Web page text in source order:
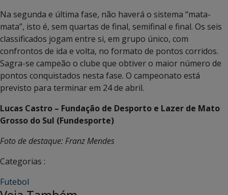
Na segunda e última fase, não haverá o sistema “mata-
mata”, isto é, sem quartas de final, semifinal e final. Os seis
classificados jogam entre si, em grupo único, com
confrontos de ida e volta, no formato de pontos corridos.
Sagra-se campeão o clube que obtiver o maior número de
pontos conquistados nesta fase. O campeonato está
previsto para terminar em 24 de abril.
Lucas Castro – Fundação de Desporto e Lazer de Mato
Grosso do Sul (Fundesporte)
Foto de destaque: Franz Mendes
Categorias :
Futebol